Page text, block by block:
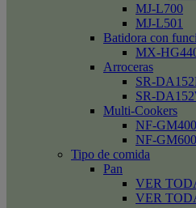
MJ-L700
MJ-L501
Batidora con
MX-
Arroceras
SR-
SR-
Multi-Cookers
NF-GM400
NF-GM600
Tipo de comida
Pan
VER
VER